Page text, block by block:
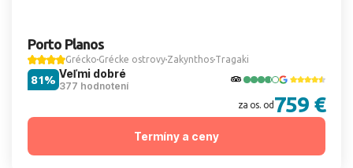
Porto Planos
Grécko Grécke ostrovy Zakynthos Tragaki
Veľmi dobré
377 hodnotení
81%
za os. od 759 €
Termíny a ceny